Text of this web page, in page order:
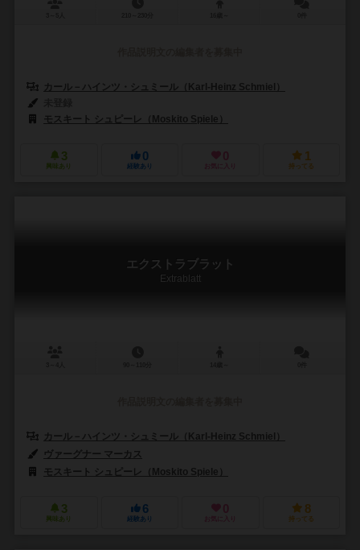
カール－ハインツ・シュミール（Karl-Heinz Schmiel）
モスキート シュピーレ（Moskito Spiele）
3
興味あり
0
経験あり
0
お気に入り
1
持ってる
エクストラブラット
Extrablatt
カール－ハインツ・シュミール（Karl-Heinz Schmiel）
ヴァーグナー マーカス
モスキート シュピーレ（Moskito Spiele）
3
興味あり
6
経験あり
0
お気に入り
8
持ってる